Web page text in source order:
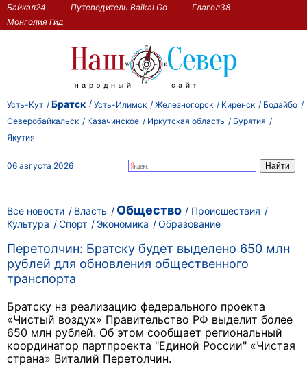
Байкал24 Путеводитель Baikal Go
Глагол38
Монголия Гид
Усть-Кут Братск Усть-Илимск Железногорск Киренск
Бодайбо
Северобайкальск
Казачинское Иркутская область
Бурятия
Якутия
06 августа 2026
Все новости Власть Общество
Происшествия
Культура
Спорт Экономика Образование
Перетолчин: Братску будет выделено 650 млн
рублей для обновления общественного
транспорта
Братску на реализацию федерального проекта
«Чистый воздух» Правительство РФ выделит более
650 млн рублей. Об этом сообщает региональный
координатор партпроекта "Единой России" «Чистая
страна» Виталий Перетолчин.